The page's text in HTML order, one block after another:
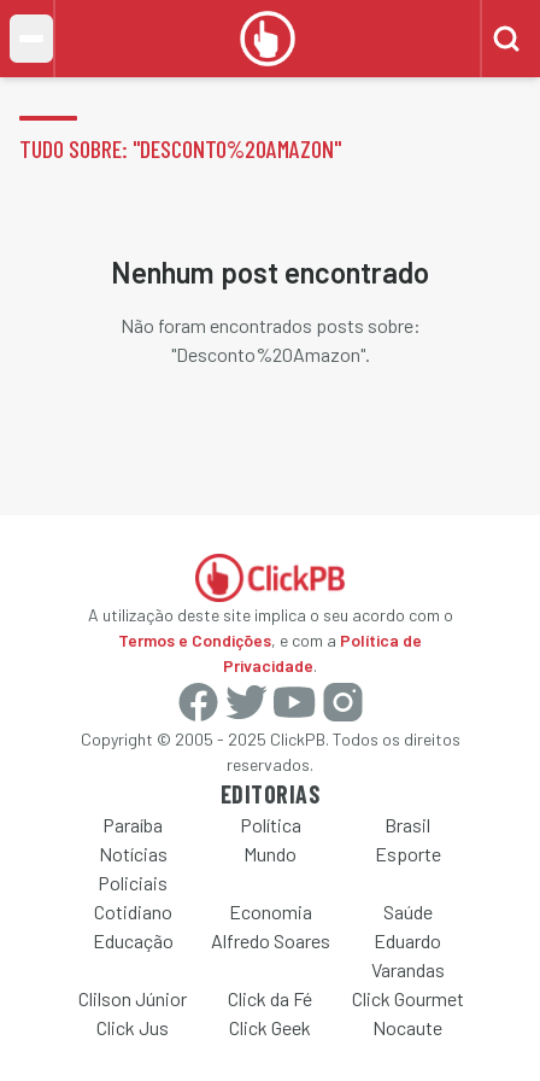
TUDO SOBRE: "DESCONTO%20AMAZON"
Nenhum post encontrado
Não foram encontrados posts sobre:
"Desconto%20Amazon".
A utilização deste site implica o seu acordo com o
Termos e Condições, e com a Política de
Privacidade.
Copyright © 2005 - 2025 ClickPB. Todos os direitos
reservados.
EDITORIAS
Paraíba Política
Brasil
Notícias
Policiais
Mundo Esporte
Cotidiano Economia
Saúde
Educação
Alfredo Soares
Eduardo
Varandas
Clilson Júnior
Click da Fé
Click Gourmet
Click Jus
Click Geek Nocaute